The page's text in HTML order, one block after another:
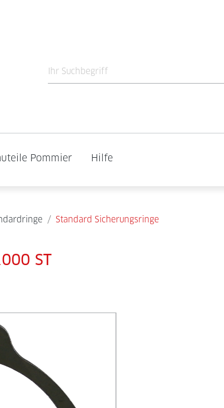
Pommier Hilfe
/ Standard Sicherungsringe
ST